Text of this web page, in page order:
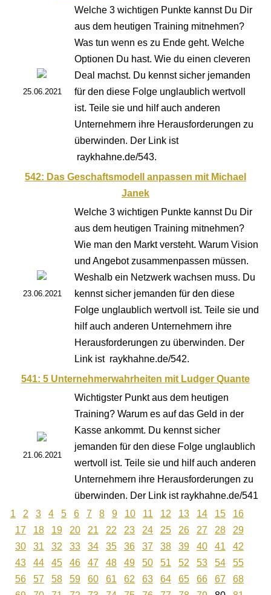
25.06.2021
Welche 3 wichtigen Punkte kannst Du Dir
aus dem heutigen Training mitnehmen?
Was tun wenn es zu Ende geht. Welche
Optionen Du hast. Wie du einen cleveren
Deal machst. Du kennst sicher jemanden
für den diese Folge unglaublich wertvoll
ist. Teile sie und hilf auch anderen
Unternehmern ihre Herausforderungen zu
überwinden. Der Link ist
raykhahne.de/543.
542: Das Geschaftsmodell anpassen mit Michael
Janek
23.06.2021
Welche 3 wichtigen Punkte kannst Du Dir
aus dem heutigen Training mitnehmen?
Wie man den Markt versteht. Warum Vision
und Angebot zusammenpassen müssen.
Weshalb ein Netzwerk wachsen muss. Du
kennst sicher jemanden für den diese
Folge unglaublich wertvoll ist. Teile sie und
hilf auch anderen Unternehmern ihre
Herausforderungen zu überwinden. Der
Link ist raykhahne.de/542.
541: 5 Unternehmerwahrheiten mit Ludger Quante
21.06.2021
Wichtigster Punkt aus dem heutigen
Training? Warum es auf das Geld in der
Kasse ankommt. Du kennst sicher
jemanden für den diese Folge unglaublich
wertvoll ist. Teile sie und hilf auch anderen
Unternehmern ihre Herausforderungen zu
überwinden. Der Link ist raykhahne.de/541
1
2 3 4 5 6 7 8 9 10 11 12 13 14 15
16
17
18 19 20 21 22 23 24 25 26 27 28
29
30
31 32 33 34 35 36 37 38 39 40 41
42
43
44 45 46 47 48 49 50 51 52 53 54
55
56
57 58 59 60 61 62 63 64 65 66 67
68